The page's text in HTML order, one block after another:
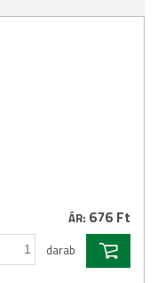
ÁR: 676 Ft
darab